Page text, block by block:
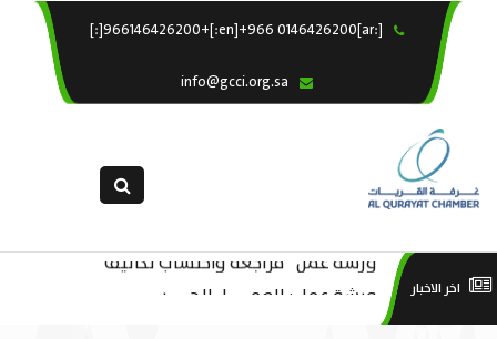
[:ar]966146426200+[:en]+966 0146426200[:] ×
خدماتنا
التقديم الالكترونى
اخر الاخبار
ورشة عمل “مراجعة واحتساب تكاليف
ورشة عمل : العمـــــل الحـــــر